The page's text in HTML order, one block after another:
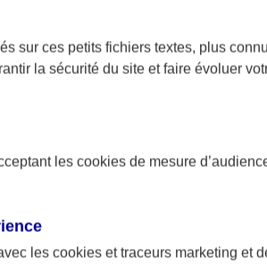
sur ces petits fichiers textes, plus
la sécurité du site et faire évoluer
les cookies de mesure
les cookies et traceurs marketing et